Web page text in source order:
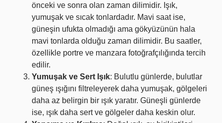
önceki ve sonra olan zaman dilimidir. Işık,
yumuşak ve sıcak tonlardadır. Mavi saat ise,
güneşin ufukta olmadığı ama gökyüzünün hala
mavi tonlarda olduğu zaman dilimidir. Bu saatler,
özellikle portre ve manzara fotoğrafçılığında tercih
edilir.
Yumuşak ve Sert Işık: Bulutlu günlerde, bulutlar
güneş ışığını filtreleyerek daha yumuşak, gölgeleri
daha az belirgin bir ışık yaratır. Güneşli günlerde
ise, ışık daha sert ve gölgeler daha keskin olur.